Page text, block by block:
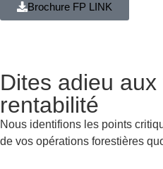
Brochure FP LINK
Dites adieu
rentabilité
Nous identifions les points
de vos opérations forestières